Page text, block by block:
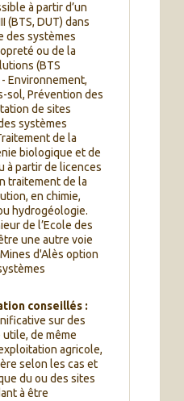
à partir d’un
(BTS, DUT) dans
des systèmes
ou de la
(BTS
Environnement,
sol, Prévention des
de sites
systèmes
de la
biologique et de
à partir de licences
traitement de la
en chimie,
hydrogéologie.
de l’Ecole des
une autre voie
d'Alès option
conseillés :
sur des
de même
agricole,
selon les cas et
du ou des sites
à être